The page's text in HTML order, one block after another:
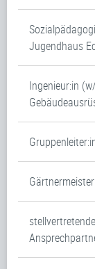
Jugendhaus
Ingenieur:in